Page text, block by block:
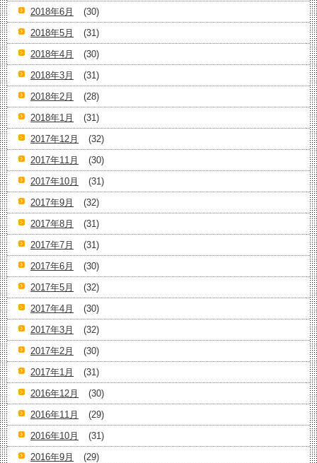
2018年6月
(30)
2018年5月
(31)
2018年4月
(30)
2018年3月
(31)
2018年2月
(28)
2018年1月
(31)
2017年12月
(32)
2017年11月
(30)
2017年10月
(31)
2017年9月
(32)
2017年8月
(31)
2017年7月
(31)
2017年6月
(30)
2017年5月
(32)
2017年4月
(30)
2017年3月
(32)
2017年2月
(30)
2017年1月
(31)
2016年12月
(30)
2016年11月
(29)
2016年10月
(31)
2016年9月
(29)